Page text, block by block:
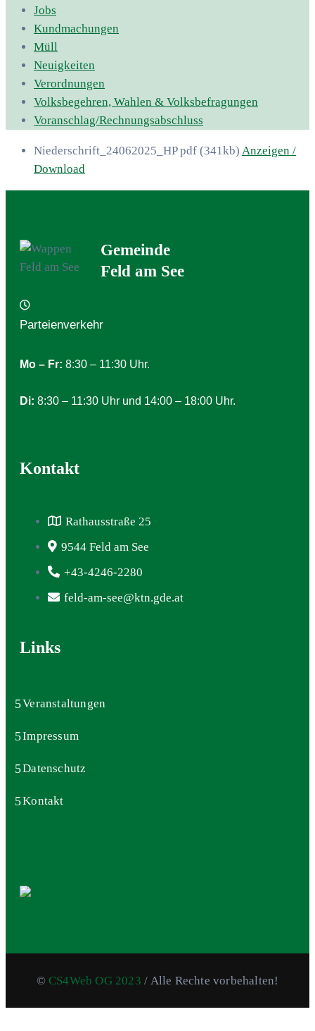
Jobs
Kundmachungen
Müll
Neuigkeiten
Verordnungen
Volksbegehren, Wahlen & Volksbefragungen
Voranschlag/Rechnungsabschluss
Niederschrift_24062025_HPpdf (341kb) Anzeigen /
Download
Gemeinde
Feld am See
Parteienverkehr
Mo – Fr: 8:30 – 11:30 Uhr.
Di: 8:30 – 11:30 Uhr und 14:00 – 18:00 Uhr.
Kontakt
Rathausstraße 25
9544 Feld am See
+43-4246-2280
feld-am-see@ktn.gde.at
Links
Veranstaltungen
Impressum
Datenschutz
Kontakt
©CS4Web OG 2023 / Alle Rechte vorbehalten!